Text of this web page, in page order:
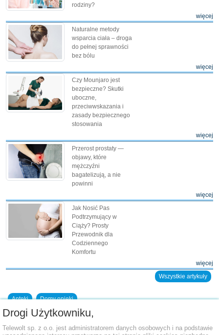
rodziny?
więcej
Naturalne metody
wsparcia ciała – droga
do pełnej sprawności
bez bólu
więcej
Czy Mounjaro jest
bezpieczne? Skutki
uboczne,
przeciwwskazania i
zasady bezpiecznego
stosowania
więcej
Przerost prostaty —
objawy, które
mężczyźni
bagatelizują, a nie
powinni
więcej
Jak Nosić Pas
Podtrzymujący w
Ciąży? Prosty
Przewodnik dla
Codziennego
Komfortu
więcej
Wszystkie artykuły
Apteki Domy opieki
Dodaj placówkę do bazy
Drogi Użytkowniku,
Telewolt sp. z o.o. jest administratorem danych osobowych i na podstawie